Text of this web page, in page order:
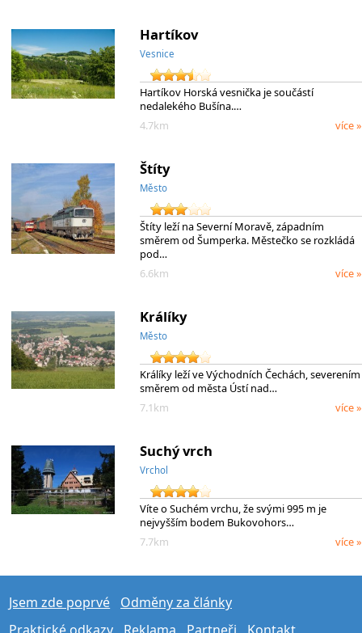
Hartíkov
Vesnice
Hartíkov Horská vesnička je součástí
nedalekého Bušína.…
4.7km
více »
Štíty
Město
Štíty leží na Severní Moravě, západním
směrem od Šumperka. Městečko se rozkládá
pod…
6.6km
více »
Králíky
Město
Králíky leží ve Východních Čechách, severením
směrem od města Ústí nad…
7.1km
více »
Suchý vrch
Vrchol
Víte o Suchém vrchu, že svými 995 m je
nejvyšším bodem Bukovohors…
7.7km
více »
Jsem zde poprvé
Odměny za články
Praktické odkazy
Reklama Partneři Kontakt